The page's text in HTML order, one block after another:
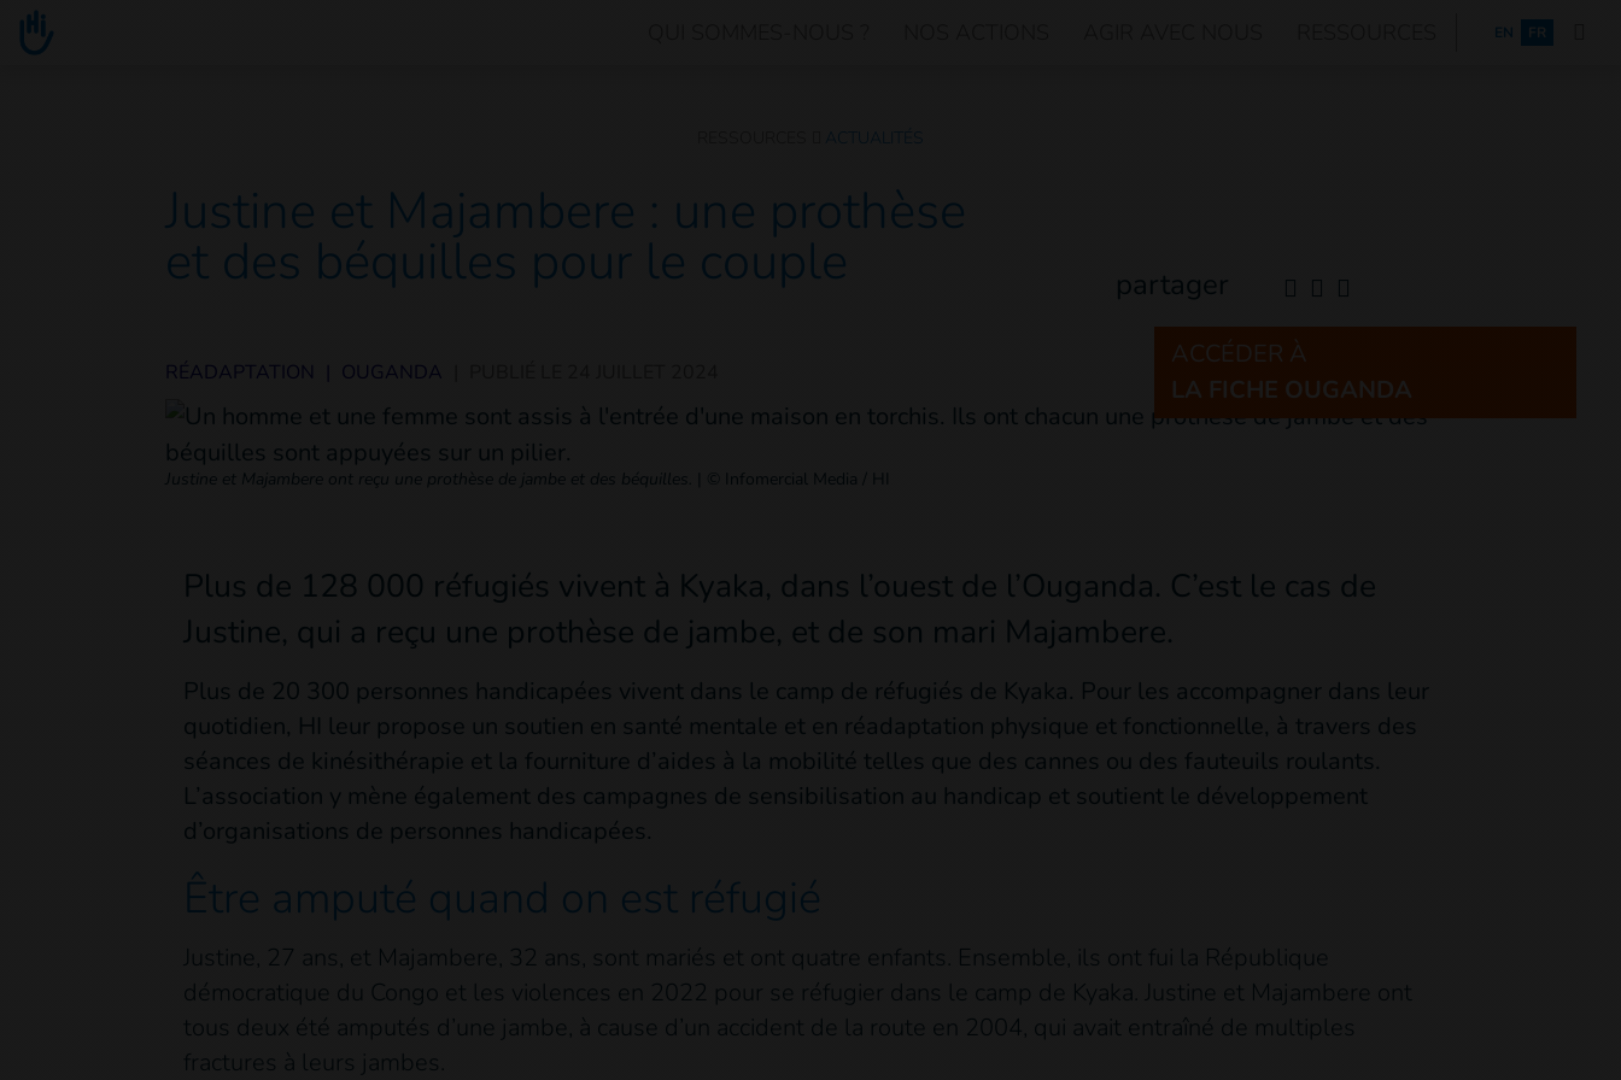
Go to main content ENGLISH
EN FR
ACTUALITÉS
Justine et Majambere : une prothèse
et des béquilles pour le couple partager
RÉADAPTATION OUGANDA
Justine et Majambere ont reçu une prothèse de jambe et des béquilles. © Infomercial Media / HI
ACCÉDER À
LA FICHE OUGANDA
Plus de 128 000 réfugiés vivent à Kyaka, dans l’ouest de l’Ouganda. C’est le cas de
Justine, qui a reçu une prothèse de jambe, et de son mari Majambere.
Plus de 20 300 personnes handicapées vivent dans le camp de réfugiés de Kyaka. Pour les accompagner dans leur
quotidien, HI leur propose un soutien en santé mentale et en réadaptation physique et fonctionnelle, à travers des
séances de kinésithérapie et la fourniture d’aides à la mobilité telles que des cannes ou des fauteuils roulants.
L’association y mène également des campagnes de sensibilisation au handicap et soutient le développement
d’organisations de personnes handicapées.
Être amputé quand on est réfugié
Justine, 27 ans, et Majambere, 32 ans, sont mariés et ont quatre enfants. Ensemble, ils ont fui la République
démocratique du Congo et les violences en 2022 pour se réfugier dans le camp de Kyaka. Justine et Majambere ont
tous deux été amputés d’une jambe, à cause d’un accident de la route en 2004, qui avait entraîné de multiples
fractures à leurs jambes.